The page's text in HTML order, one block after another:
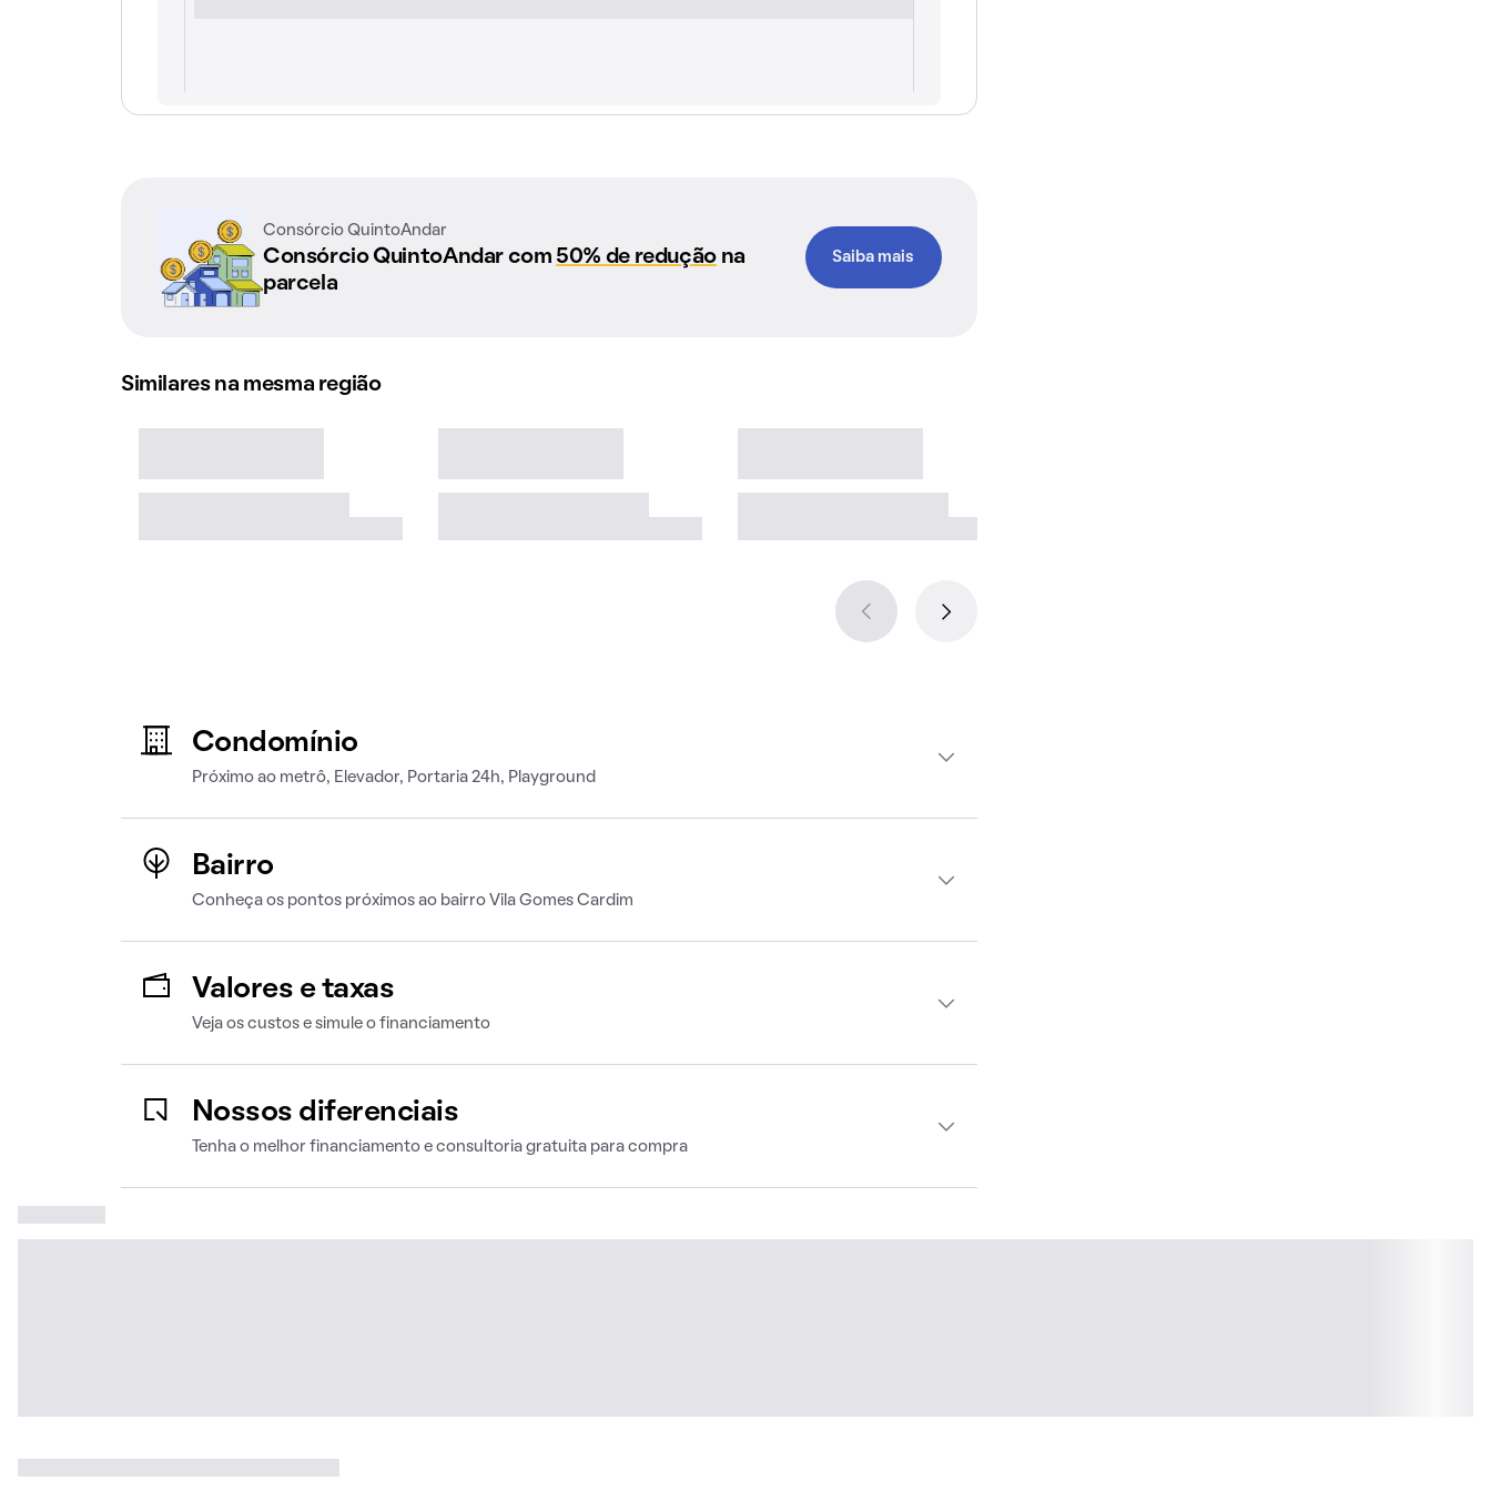
Consórcio QuintoAndar
Consórcio QuintoAndar com 50% de reduçãona
parcela
Saiba mais
Similares na mesma região
Condomínio
Próximo ao metrô, Elevador, Portaria 24h, Playground
Bairro
Conheça os pontos próximos ao bairro Vila Gomes Cardim
Valores e taxas
Veja os custos e simule o financiamento
Nossos diferenciais
Tenha o melhor financiamento e consultoria gratuita para compra